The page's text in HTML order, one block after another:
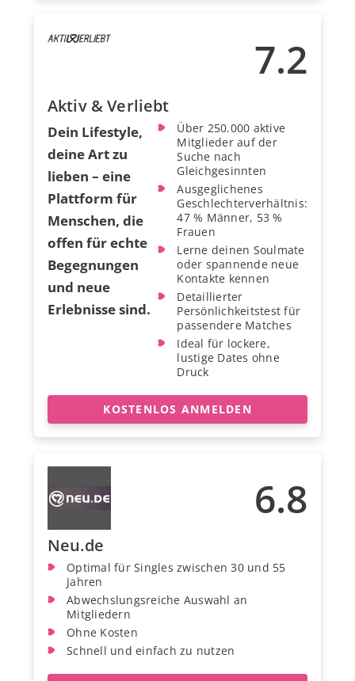
7.2
Aktiv & Verliebt
Dein Lifestyle,
deine Art zu
lieben – eine
Plattform für
Menschen, die
offen für echte
Begegnungen
und neue
Erlebnisse sind.
Über 250.000 aktive
Mitglieder auf der
Suche nach
Gleichgesinnten
Ausgeglichenes
Geschlechterverhältnis:
47 % Männer, 53 %
Frauen
Lerne deinen Soulmate
oder spannende neue
Kontakte kennen
Detaillierter
Persönlichkeitstest für
passendere Matches
Ideal für lockere,
lustige Dates ohne
Druck
KOSTENLOS ANMELDEN
6.8
Neu.de
Optimal für Singles zwischen 30 und 55
Jahren
Abwechslungsreiche Auswahl an
Mitgliedern
Ohne Kosten
Schnell und einfach zu nutzen